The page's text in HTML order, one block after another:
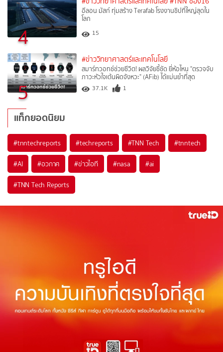
4
อีลอน มัสก์ ทุ่มสร้าง Terafab โรงงานชิปที่ใหญ่สุดใน
โลก
15
5
#ข่าววิทยาศาสตร์และเทคโนโลยี
สมาร์ทวอทช์ช่วยชีวิต! ผลวิจัยชี้ชัด ยี่ห้อไหน "ตรวจจับ
ภาวะหัวใจเต้นผิดจังหวะ" (AFib) ได้แม่นยำที่สุด
37.1K 1
แท็กยอดนิยม
#tnntechreports #techreports #TNN Tech #tnntech
#AI #อวกาศ #ข่าวไอที #nasa #ai
#TNN Tech Reports